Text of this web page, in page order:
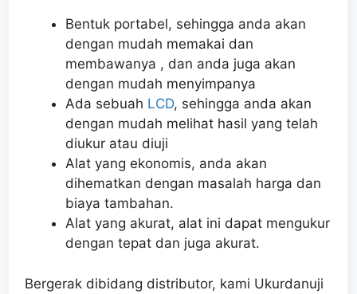
Bentuk portabel, sehingga anda akan
dengan mudah memakai dan
membawanya , dan anda juga akan
dengan mudah menyimpanya
Ada sebuah LCD, sehingga anda akan
dengan mudah melihat hasil yang telah
diukur atau diuji
Alat yang ekonomis, anda akan
dihematkan dengan masalah harga dan
biaya tambahan.
Alat yang akurat, alat ini dapat mengukur
dengan tepat dan juga akurat.
Bergerak dibidang distributor, kami Ukurdanuji